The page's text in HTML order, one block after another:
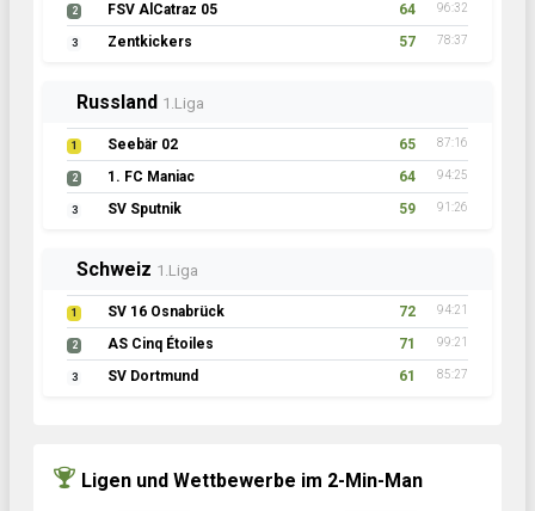
2 FSV AlCatraz 05 64 96:32
3 Zentkickers 57 78:37
Russland 1.Liga
1 Seebär 02 65 87:16
2 1. FC Maniac 64 94:25
3 SV Sputnik 59 91:26
Schweiz 1.Liga
1 SV 16 Osnabrück 72 94:21
2 AS Cinq Étoiles 71 99:21
3 SV Dortmund 61 85:27
Ligen und Wettbewerbe im 2-Min-Man